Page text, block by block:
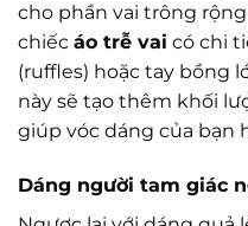
cho phần vai trông
chiếc áo trễ vai có chi
(ruffles) hoặc tay bồng
này sẽ tạo thêm khối
giúp vóc dáng của bạn
Dáng người tam giác